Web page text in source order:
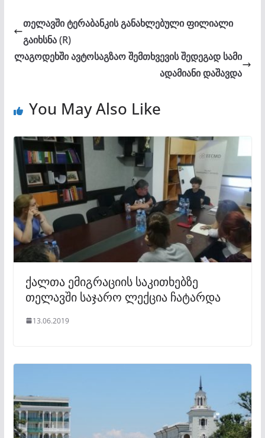
თელავში ტერაბანკის განახლებული ფილიალი
გაიხსნა (R)
ლაგოდეხში ავტოსაგზაო შემთხვევის შედეგად სამი
ადამიანი დაშავდა
You May Also Like
ქალთა ემიგრაციის საკითხებზე
თელავში საჯარო ლექცია ჩატარდა
13.06.2019